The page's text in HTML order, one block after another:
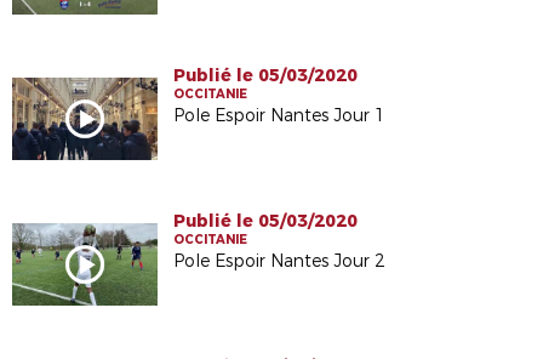
Publié le 05/03/2020
OCCITANIE
Pole Espoir Nantes Jour 1
Publié le 05/03/2020
OCCITANIE
Pole Espoir Nantes Jour 2